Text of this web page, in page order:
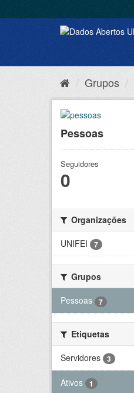
Grupos
Pessoas
Seguidores
0
Organizações
UNIFEI
7
Grupos
Pessoas
7
Etiquetas
Servidores
3
Ativos 1